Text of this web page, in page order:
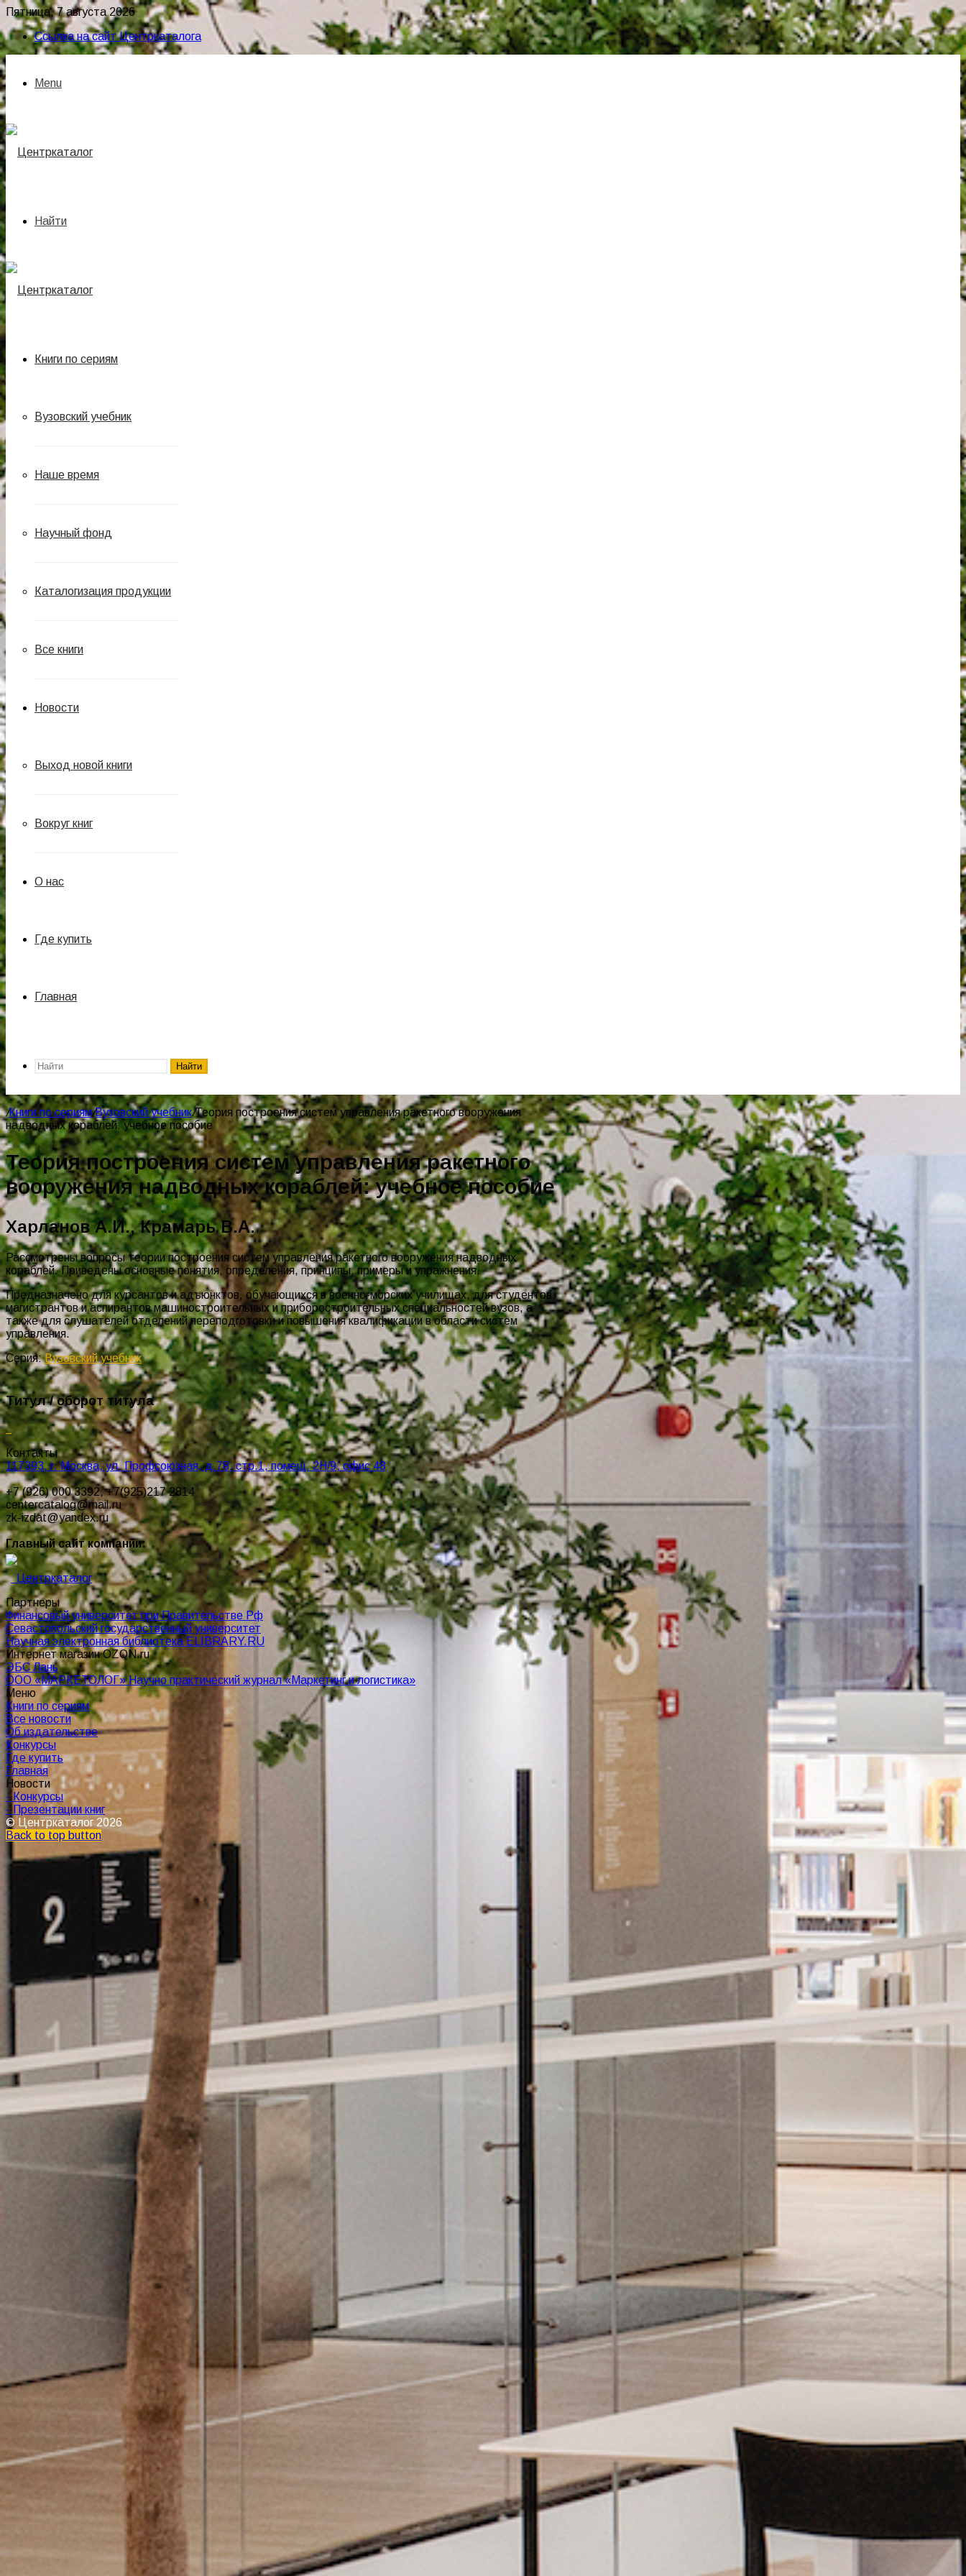
Пятница, 7 августа 2026
Ссылка на сайт Центркаталога
Menu
Найти
Книги по сериям
Вузовский учебник
Наше время
Научный фонд
Каталогизация продукции
Все книги
Новости
Выход новой книги
Вокруг книг
О нас
Где купить
Главная
Найти
/Книги по сериям/Вузовский учебник/Теория построения систем управления ракетного вооружения
надводных кораблей: учебное пособие
Теория построения систем управления ракетного
вооружения надводных кораблей: учебное пособие
Харланов А.И., Крамарь В.А.
Рассмотрены вопросы теории построения систем управления ракетного вооружения надводных
кораблей. Приведены основные понятия, определения, принципы, примеры и упражнения.
Предназначено для курсантов и адъюнктов, обучающихся в военно-морских училищах, для студентов,
магистрантов и аспирантов машиностроительных и приборостроительных специальностей вузов, а
также для слушателей отделений переподготовки и повышения квалификации в области систем
управления.
Серия:Вузовский учебник
Титул / оборот титула
Контакты
117393, г. Москва, ул. Профсоюзная, д.78, стр.1, помещ. 2Н/9, офис 48
+7 (926) 000 3392, +7(925)217 2814
centercatalog@mail.ru
zk-izdat@yandex.ru
Главный сайт компании:
Центркаталог
Партнеры
Финансовый университет при Правительстве Рф
Севастопольский государственный университет
Научная электронная библиотека ELIBRARY.RU
Интернет магазин OZON.ru
ЭБС Лань
OOO «МАРКЕТОЛОГ» Научно практический журнал «Маркетинг и логистика»
Меню
Книги по сериям
Все новости
Об издательстве
Конкурсы
Где купить
Главная
Новости
- Конкурсы
- Презентации книг
© Центркаталог 2026
Back to top button